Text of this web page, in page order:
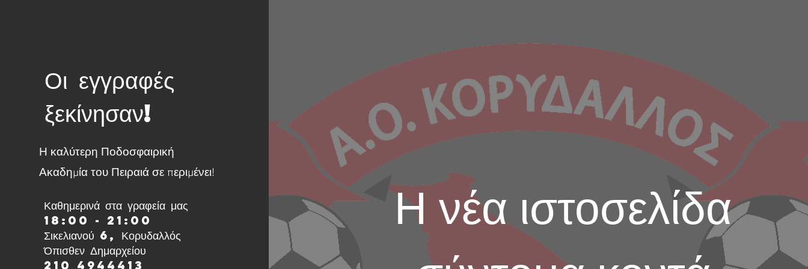
Οι εγγραφές
ξεκίνησαν!
Η καλύτερη Ποδοσφαιρική
Ακαδημία του Πειραιά σε περιμένει!
Καθημερινά στα γραφεία μας
18:00 - 21:00
Σικελιανού 6, Κορυδαλλός
Όπισθεν Δημαρχείου
210 4944413
Η νέα ιστοσελίδα